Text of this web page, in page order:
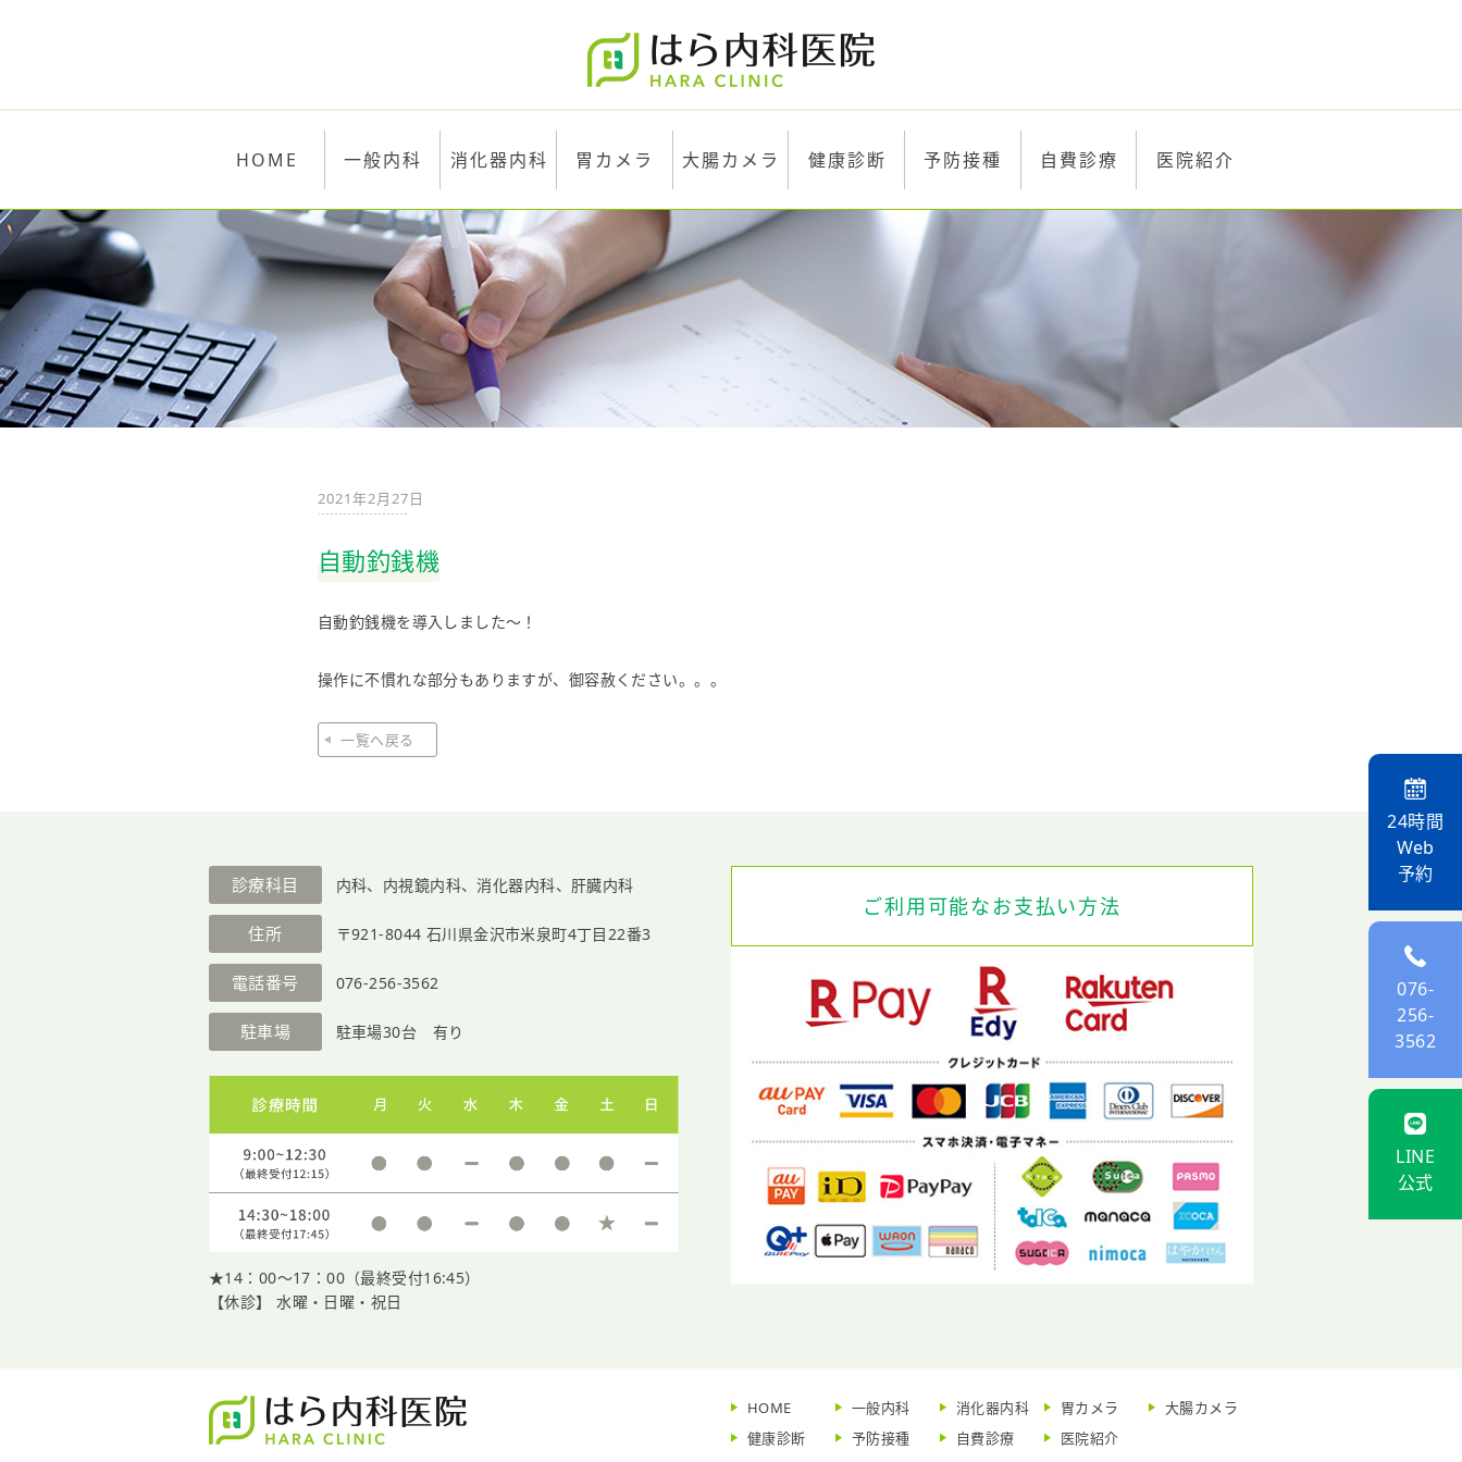
HOME 一般内科 消化器内科 胃カメラ 大腸カメラ 健康診断 予防接種 自費診療 医院紹介
2021年2月27日
自動釣銭機
自動釣銭機を導入しました～！
操作に不慣れな部分もありますが、御容赦ください。。。
一覧へ戻る
診療科目 内科、内視鏡内科、消化器内科、 肝臓内科
住所 〒921-8044 石川県金沢市米泉町4丁目22番3
電話番号 076-256-3562
駐車場 駐車場30台 有り
★14：00〜17：00（最終受付16:45）
【休診】 水曜・日曜・祝日
ご利用可能なお支払い方法
HOME 一般内科 消化器内科 胃カメラ
大腸カメラ
健康診断
予防接種 自費診療 医院紹介
24時間
Web
予約
076-
256-
3562
LINE
公式